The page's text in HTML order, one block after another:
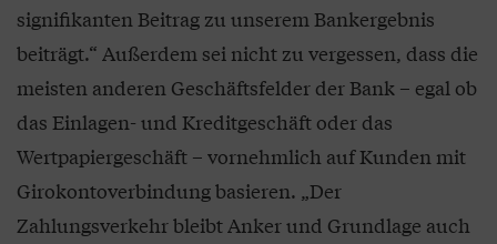
signifikanten Beitrag zu unserem Bankergebnis
beiträgt.“ Außerdem sei nicht zu vergessen, dass die
meisten anderen Geschäftsfelder der Bank – egal ob
das Einlagen- und Kreditgeschäft oder das
Wertpapiergeschäft – vornehmlich auf Kunden mit
Girokontoverbindung basieren. „Der
Zahlungsverkehr bleibt Anker und Grundlage auch